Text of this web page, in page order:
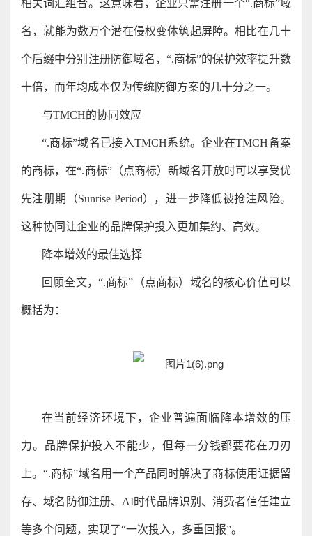
相关词汇组合。这意味着，企业只需注册一个“.商标”域
名，就能为数万个潜在侵权变体筑起屏障。相比在几十
个后缀中分别注册防御域名，“.商标”的保护效率提升数
十倍，而年均成本仅为传统防御方案的几十分之一。
与TMCH的协同效应
“.商标”域名已接入TMCH系统。企业在TMCH备案
的商标，在“.商标”（点商标）新域名开放时可以享受优
先注册期（Sunrise Period），进一步降低被抢注风险。
这种协同让企业的品牌保护投入更加集约、高效。
降本增效的最佳选择
回顾全文，“.商标”（点商标）域名的核心价值可以
概括为：
在当前经济环境下，企业普遍面临降本增效的压
力。品牌保护投入不能少，但每一分钱都要花在刀刃
上。“.商标”域名用一个产品同时解决了商标使用证据留
存、域名防御注册、AI时代品牌识别、消费者信任建立
等多个问题，实现了“一次投入，多重回报”。